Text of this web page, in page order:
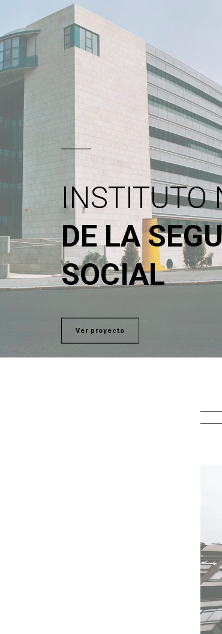
INSTITUTO
DE LA
SOCIAL
Ver proyecto